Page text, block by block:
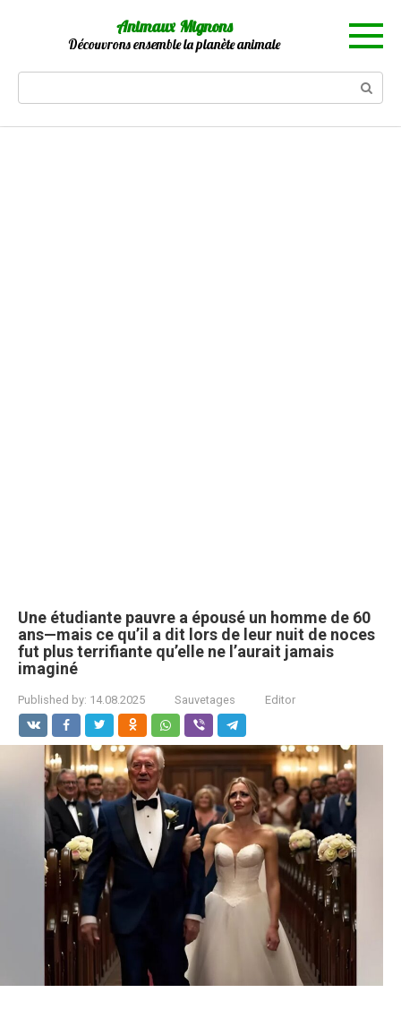
Animaux Mignons
Découvrons ensemble la planète animale
Une étudiante pauvre a épousé un homme de 60
ans—mais ce qu’il a dit lors de leur nuit de noces
fut plus terrifiante qu’elle ne l’aurait jamais
imaginé
Published by: 14.08.2025 Sauvetages Editor